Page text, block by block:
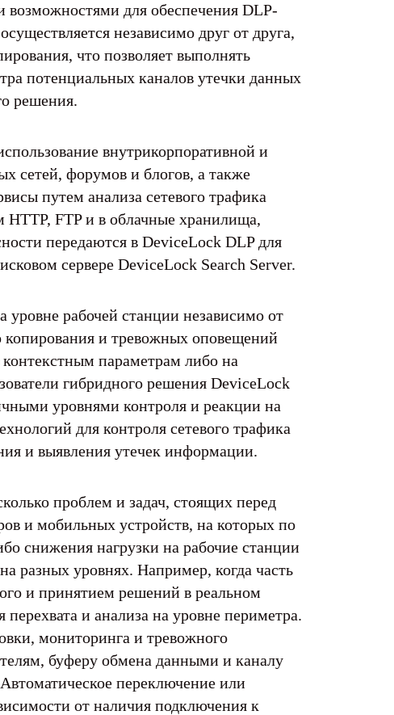
для обеспечения DLP-
независимо друг от друга,
что позволяет выполнять
потенциальных каналов утечки данных
решения.
внутрикорпоративной и
сетей, форумов и блогов, а также
путем анализа сетевого трафика
HTTP, FTP и в облачные хранилища,
передаются в DeviceLock DLP для
сервере DeviceLock Search Server.
уровне рабочей станции независимо от
копирования и тревожных оповещений
параметрам либо на
гибридного решения DeviceLock
уровнями контроля и реакции на
для контроля сетевого трафика
и выявления утечек информации.
проблем и задач, стоящих перед
и мобильных устройств, на которых по
снижения нагрузки на рабочие станции
разных уровнях. Например, когда часть
и принятием решений в реальном
и анализа на уровне периметра.
мониторинга и тревожного
буферу обмена данными и каналу
переключение или
от наличия подключения к